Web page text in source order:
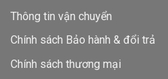
Thông tin vận chuyển
Chính sách Bảo hành & đổi trả
Chính sách thương mại